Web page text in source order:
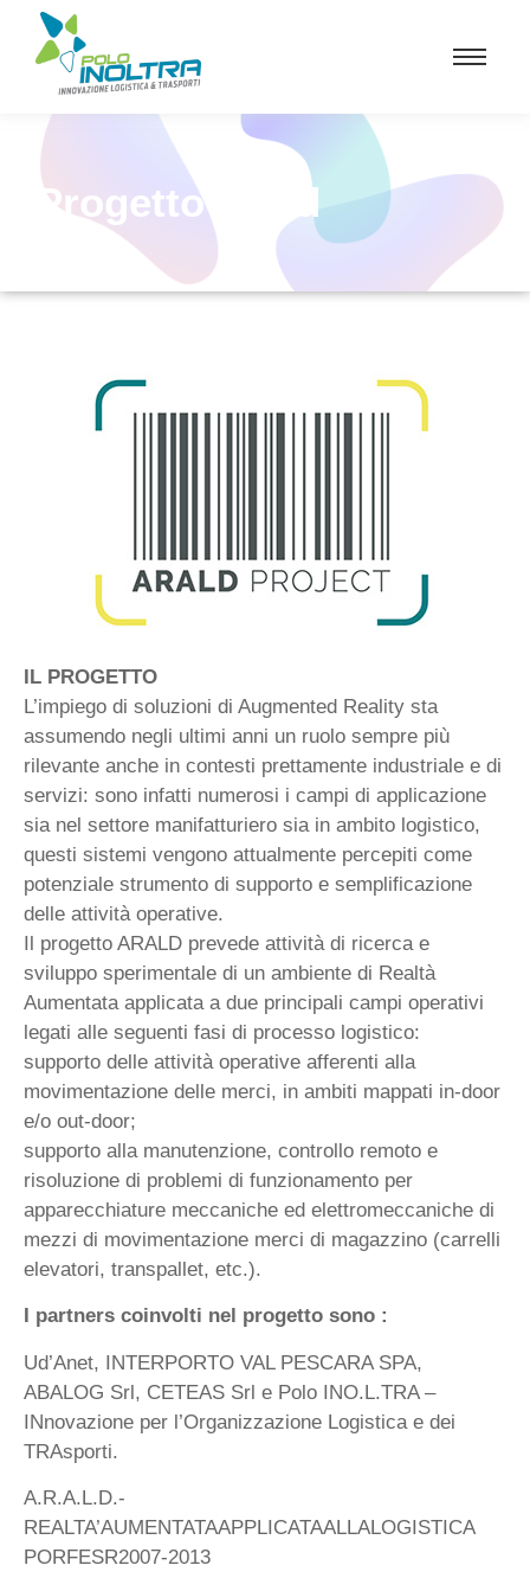
Progetto Arald
IL PROGETTO
L’impiego di soluzioni di Augmented Reality sta
assumendo negli ultimi anni un ruolo sempre più
rilevante anche in contesti prettamente industriale e di
servizi: sono infatti numerosi i campi di applicazione
sia nel settore manifatturiero sia in ambito logistico,
questi sistemi vengono attualmente percepiti come
potenziale strumento di supporto e semplificazione
delle attività operative.
Il progetto ARALD prevede attività di ricerca e
sviluppo sperimentale di un ambiente di Realtà
Aumentata applicata a due principali campi operativi
legati alle seguenti fasi di processo logistico:
supporto delle attività operative afferenti alla
movimentazione delle merci, in ambiti mappati in-door
e/o out-door;
supporto alla manutenzione, controllo remoto e
risoluzione di problemi di funzionamento per
apparecchiature meccaniche ed elettromeccaniche di
mezzi di movimentazione merci di magazzino (carrelli
elevatori, transpallet, etc.).
I partners coinvolti nel progetto sono :
Ud’Anet, INTERPORTO VAL PESCARA SPA,
ABALOG Srl, CETEAS Srl e Polo INO.L.TRA –
INnovazione per l’Organizzazione Logistica e dei
TRAsporti.
A.R.A.L.D.-
REALTA’AUMENTATAAPPLICATAALLALOGISTICA
PORFESR2007-2013